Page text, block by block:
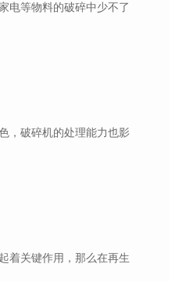
电等物料的破碎中少不了
，破碎机的处理能力也影
着关键作用，那么在再生